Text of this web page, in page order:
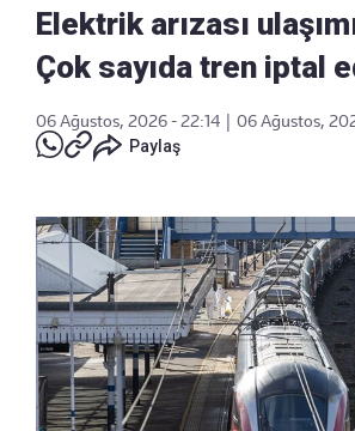
Elektrik arızası
Çok sayıda tren iptal
06 Ağustos, 2026 - 22:14
06 Ağustos,
Paylaş